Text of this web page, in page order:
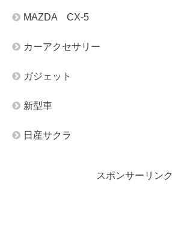
MAZDA CX-5
カーアクセサリー
ガジェット
新型車
日産サクラ
スポンサーリンク